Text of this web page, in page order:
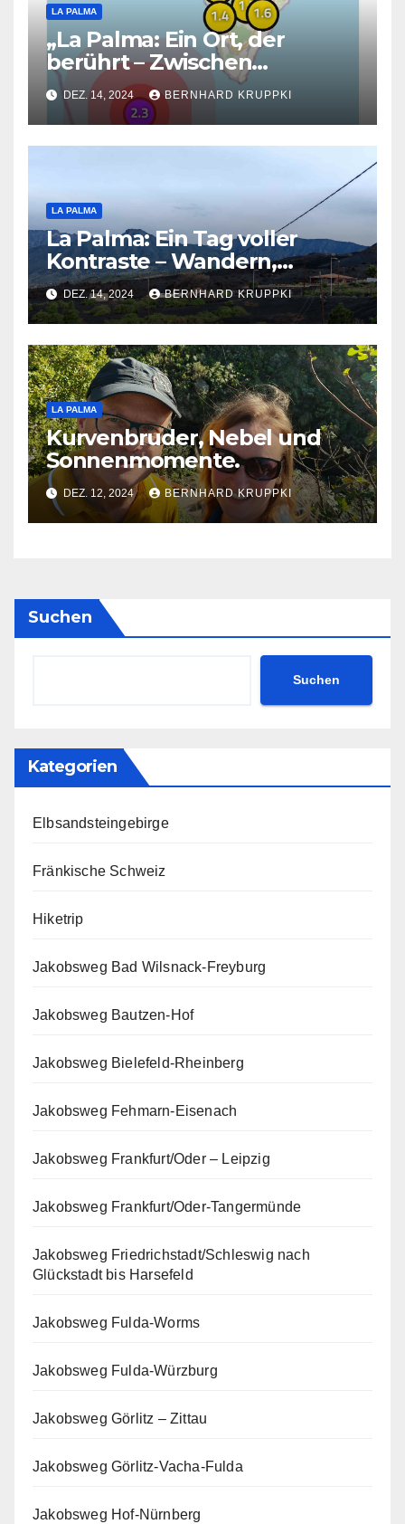
LA PALMA
„La Palma: Ein Ort, der
berührt – Zwischen
Schönheit und
Herausforderungen“
DEZ. 14, 2024 BERNHARD KRUPPKI
LA PALMA
La Palma: Ein Tag voller
Kontraste – Wandern,
Vulkane und Hafenbesuch
DEZ. 14, 2024 BERNHARD KRUPPKI
LA PALMA
Kurvenbruder, Nebel und
Sonnenmomente.
DEZ. 12, 2024 BERNHARD KRUPPKI
Suchen
Suchen
Kategorien
Elbsandsteingebirge
Fränkische Schweiz
Hiketrip
Jakobsweg Bad Wilsnack-Freyburg
Jakobsweg Bautzen-Hof
Jakobsweg Bielefeld-Rheinberg
Jakobsweg Fehmarn-Eisenach
Jakobsweg Frankfurt/Oder – Leipzig
Jakobsweg Frankfurt/Oder-Tangermünde
Jakobsweg Friedrichstadt/Schleswig nach
Glückstadt bis Harsefeld
Jakobsweg Fulda-Worms
Jakobsweg Fulda-Würzburg
Jakobsweg Görlitz – Zittau
Jakobsweg Görlitz-Vacha-Fulda
Jakobsweg Hof-Nürnberg